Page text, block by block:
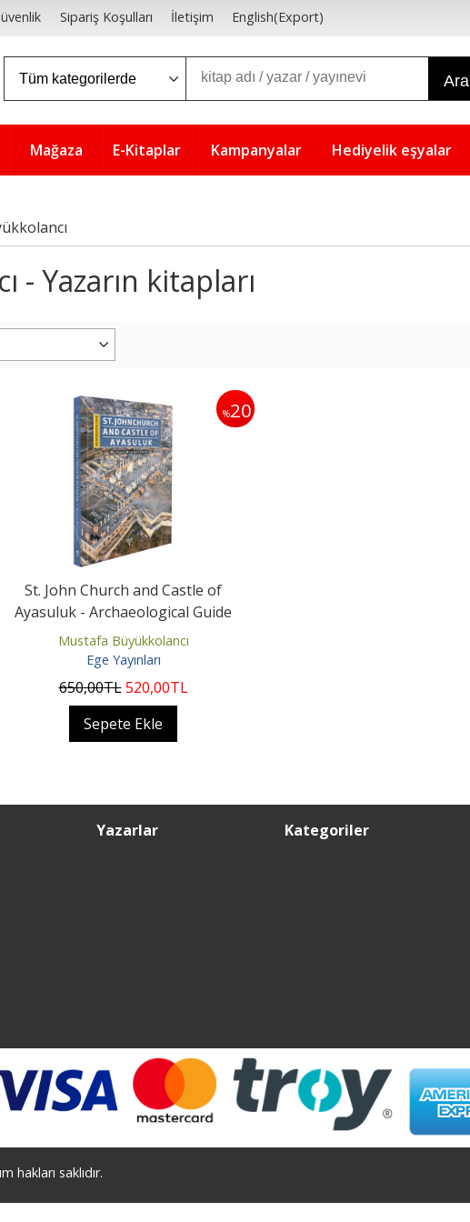
Sipariş Koşulları İletişim English(Export)
Ara
Mağaza E-Kitaplar Kampanyalar Hediyelik eşyalar
- Yazarın kitapları
%20
St. John Church and Castle of
Ayasuluk - Archaeological Guide
Mustafa Büyükkolancı
Ege Yayınları
650,00TL 520,00TL
Sepete Ekle
Yazarlar Kategoriler
saklıdır.